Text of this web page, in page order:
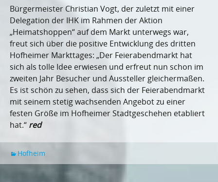
Bürgermeister Christian Vogt, der zuletzt mit einer
Delegation der IHK im Rahmen der Aktion
„Heimatshoppen“ auf dem Markt unterwegs war,
freut sich über die positive Entwicklung des dritten
Hofheimer Markttages: „Der Feierabendmarkt hat
sich als tolle Idee erwiesen und erfreut nun schon im
zweiten Jahr Besucher und Aussteller gleichermaßen.
Es ist schön zu sehen, dass sich der Feierabendmarkt
mit seinem stetig wachsenden Angebot zu einer
festen Größe im Hofheimer Stadtgeschehen etabliert
hat.“ red
Hofheim